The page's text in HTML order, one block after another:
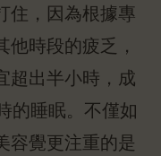
住，因為根據專
時段的疲乏，
超出半小時，成
的睡眠。不僅如
容覺更注重的是